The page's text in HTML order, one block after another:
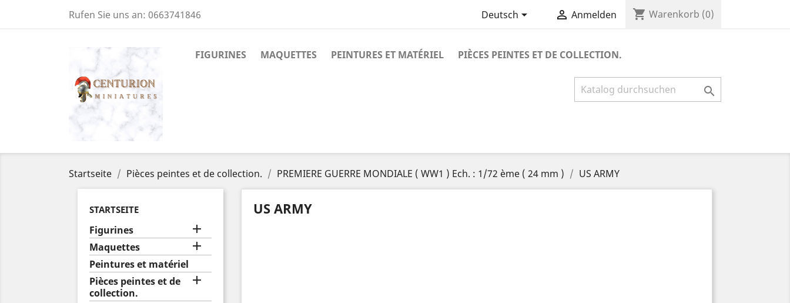
Rufen Sie uns an: 0663741846 Deutsch  Anmelden shopping_cart Warenkorb (0)
FIGURINES MAQUETTES PEINTURES ET MATÉRIEL PIÈCES PEINTES ET DE COLLECTION.

Startseite Pièces peintes et de collection. PREMIERE GUERRE MONDIALE ( WW1 ) Ech. : 1/72 ème ( 24 mm ) US ARMY
STARTSEITE
Figurines 
Maquettes 
Peintures et matériel
Pièces peintes et de
collection.

US ARMY